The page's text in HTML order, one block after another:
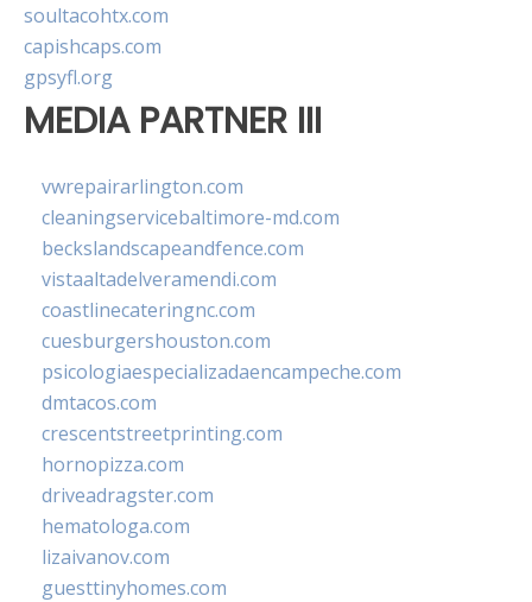
soultacohtx.com
capishcaps.com
gpsyfl.org
MEDIA PARTNER III
vwrepairarlington.com
cleaningservicebaltimore-md.com
beckslandscapeandfence.com
vistaaltadelveramendi.com
coastlinecateringnc.com
cuesburgershouston.com
psicologiaespecializadaencampeche.com
dmtacos.com
crescentstreetprinting.com
hornopizza.com
driveadragster.com
hematologa.com
lizaivanov.com
guesttinyhomes.com